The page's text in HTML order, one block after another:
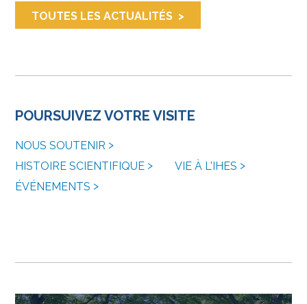
TOUTES LES ACTUALITÉS
POURSUIVEZ VOTRE VISITE
NOUS SOUTENIR
HISTOIRE SCIENTIFIQUE
VIE À L'IHES
ÉVÉNEMENTS